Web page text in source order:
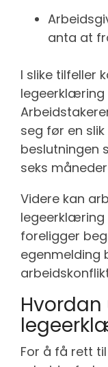
anta at
I slike tilfeller
seg før en
beslutningen
seks
Videre kan
foreligger
egenmelding
For å få rett